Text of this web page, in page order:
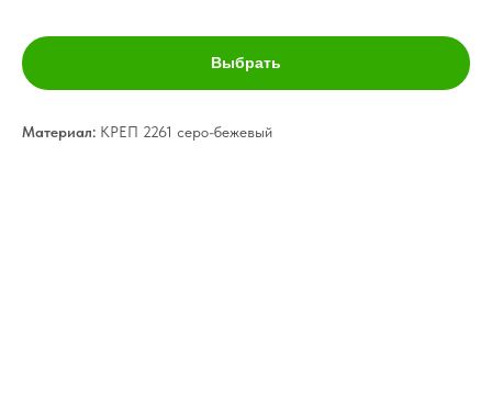
Выбрать
Материал: КРЕП 2261 серо-бежевый